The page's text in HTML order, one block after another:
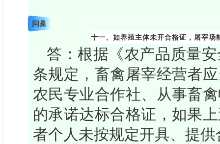
问题
十一、如养殖主体未开合格证，屠宰场
答：根据《农产品质量
条规定，畜禽屠宰经营者
农民专业合作社、从事畜
的承诺达标合格证，如果
者个人未按规定开具、提